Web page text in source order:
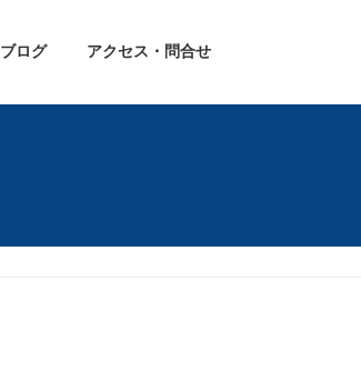
ブログ アクセス・問合せ